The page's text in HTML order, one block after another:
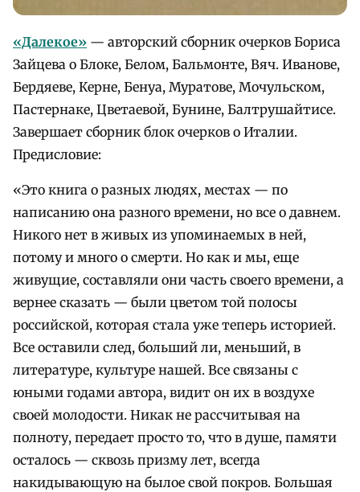
«Далекое» — авторский сборник очерков Бориса
Зайцева о Блоке, Белом, Бальмонте, Вяч. Иванове,
Бердяеве, Керне, Бенуа, Муратове, Мочульском,
Пастернаке, Цветаевой, Бунине, Балтрушайтисе.
Завершает сборник блок очерков о Италии.
Предисловие:
«Это книга о разных людях, местах — по
написанию она разного времени, но все о давнем.
Никого нет в живых из упоминаемых в ней,
потому и много о смерти. Но как и мы, еще
живущие, составляли они часть своего времени, а
вернее сказать — были цветом той полосы
российской, которая стала уже теперь историей.
Все оставили след, больший ли, меньший, в
литературе, культуре нашей. Все связаны с
юными годами автора, видит он их в воздухе
своей молодости. Никак не рассчитывая на
полноту, передает просто то, что в душе, памяти
осталось — сквозь призму лет, всегда
накидывающую на былое свой покров. Большая